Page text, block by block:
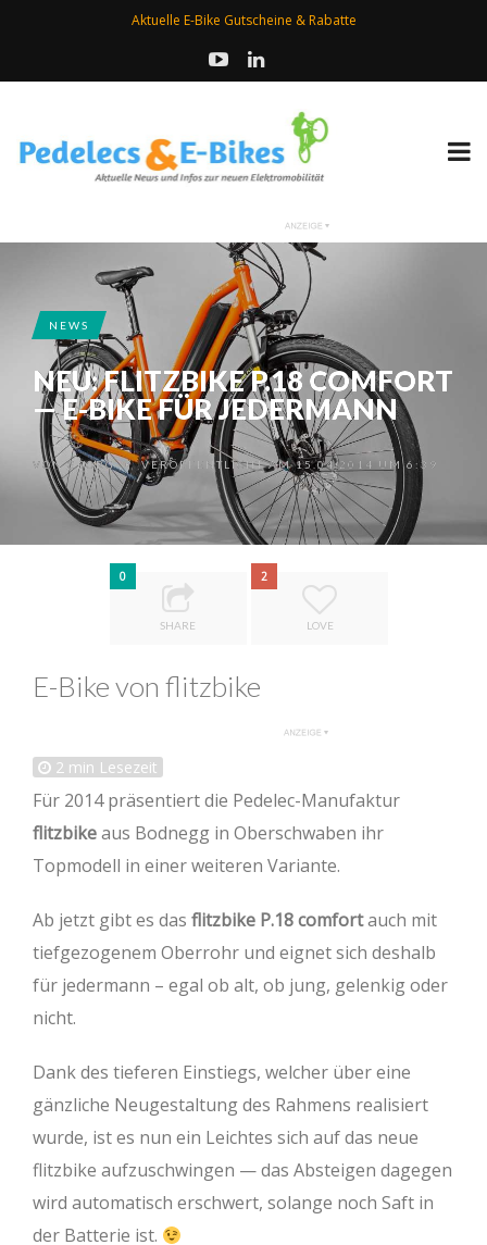
Aktuelle E-Bike Gutscheine & Rabatte
NEWS
NEU: FLITZBIKE P.18 COMFORT
— E-BIKE FÜR JEDERMANN
VONGEORG •VERÖFFENTLICHT AM 15.04.2014 UM 6:39
0
SHARE
2
LOVE
E-Bike von flitzbike
2 min Lesezeit
Für 2014 präsentiert die Pedelec-Manufaktur
flitzbikeaus Bodnegg in Oberschwaben ihr
Topmodell in einer weiteren Variante.
Ab jetzt gibt es das flitzbike P.18 comfortauch mit
tiefgezogenem Oberrohr und eignet sich deshalb
für jedermann – egal ob alt, ob jung, gelenkig oder
nicht.
Dank des tieferen Einstiegs, welcher über eine
gänzliche Neugestaltung des Rahmens realisiert
wurde, ist es nun ein Leichtes sich auf das neue
flitzbike aufzuschwingen — das Absteigen dagegen
wird automatisch erschwert, solange noch Saft in
der Batterie ist.